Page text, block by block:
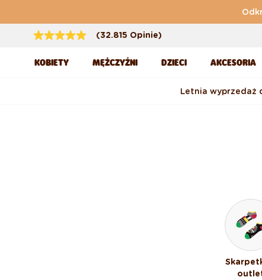
(32.815 Opinie)
KOBIETY MĘŻCZYŹNI DZIECI AKCESORIA
Letnia wyprzedaż